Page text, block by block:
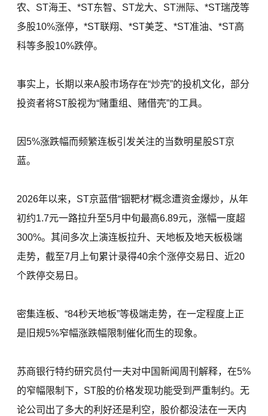
农、ST海王、*ST东智、ST龙大、ST洲际、*ST瑞茂等
多股10%涨停，*ST联翔、*ST美芝、*ST准油、*ST高
科等多股10%跌停。
事实上，长期以来A股市场存在“炒壳”的投机文化，部分
投资者将ST股视为“赌重组、赌借壳”的工具。
因5%涨跌幅而频繁连板引发关注的当数明星股ST京
蓝。
2026年以来，ST京蓝借“铟靶材”概念遭资金爆炒，从年
初约1.7元一路拉升至5月中旬最高6.89元，涨幅一度超
300%。其间多次上演连板拉升、天地板及地天板极端
走势，截至7月上旬累计录得40余个涨停交易日、近20
个跌停交易日。
密集连板、“84秒天地板”等极端走势，在一定程度上正
是旧规5%窄幅涨跌幅限制催化而生的现象。
苏商银行特约研究员付一夫对中国新闻周刊解释，在5%
的窄幅限制下，ST股的价格发现功能受到严重制约。无
论公司出了多大的利好还是利空，股价都没法在一天内